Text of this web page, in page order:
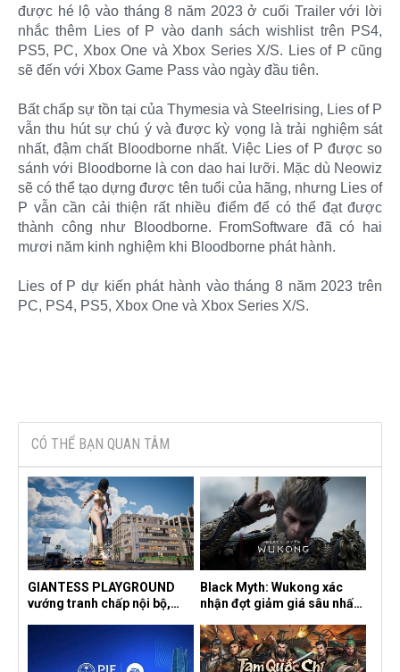
được hé lộ vào tháng 8 năm 2023 ở cuối Trailer với lời
nhắc thêm Lies of P vào danh sách wishlist trên PS4,
PS5, PC, Xbox One và Xbox Series X/S. Lies of P cũng
sẽ đến với Xbox Game Pass vào ngày đầu tiên.
Bất chấp sự tồn tại của Thymesia và Steelrising, Lies of P
vẫn thu hút sự chú ý và được kỳ vọng là trải nghiệm sát
nhất, đậm chất Bloodborne nhất. Việc Lies of P được so
sánh với Bloodborne là con dao hai lưỡi. Mặc dù Neowiz
sẽ có thể tạo dựng được tên tuổi của hãng, nhưng Lies of
P vẫn cần cải thiện rất nhiều điểm để có thể đạt được
thành công như Bloodborne. FromSoftware đã có hai
mươi năm kinh nghiệm khi Bloodborne phát hành.
Lies of P dự kiến phát hành vào tháng 8 năm 2023 trên
PC, PS4, PS5, Xbox One và Xbox Series X/S.
CÓ THỂ BẠN QUAN TÂM
GIANTESS PLAYGROUND
vướng tranh chấp nội bộ,
ngầm chiếm đoạt doanh thu
Black Myth: Wukong xác
nhận đợt giảm giá sâu nhất
trên mọi nền tảng